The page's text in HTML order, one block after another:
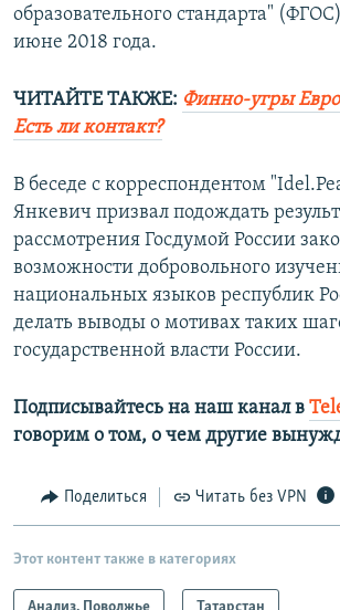
образовательного стандарта"
июне 2018 года.
ЧИТАЙТЕ ТАКЖЕ: Финно-угры
Есть ли контакт?
В беседе с корреспондентом
Янкевич призвал подождать
рассмотрения Госдумой России
возможности добровольного
национальных языков республик
делать выводы о мотивах таких
государственной власти России.
Подписывайтесь на наш канал в
говорим о том, о чем другие
Поделиться Читать без VPN
Этот контент также в категориях